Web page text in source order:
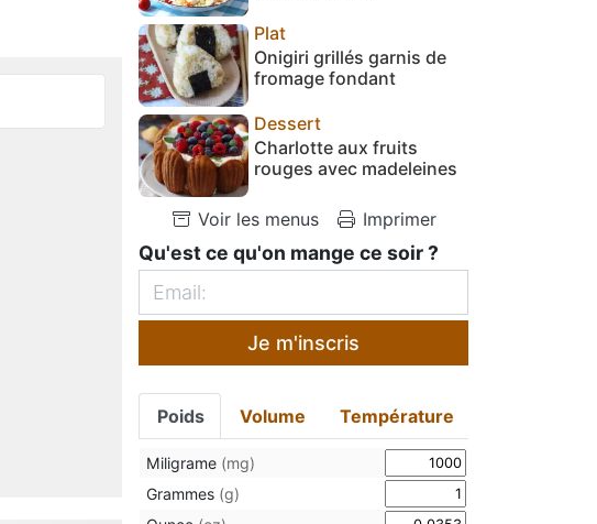
Plat
Onigiri grillés garnis de
fromage fondant
Dessert
Charlotte aux fruits
rouges avec madeleines
Voir les menus Imprimer
Qu'est ce qu'on mange ce soir ?
Je m'inscris
Poids Volume Température
Miligrame (mg)
Grammes (g)